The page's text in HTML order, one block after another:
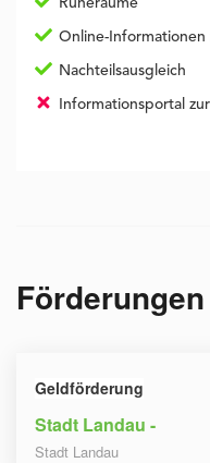
Ruheräume
Online-
Nachteilsausgleich
Informationsportal
Geldförderung
Stadt Landau -
Stadt Landau